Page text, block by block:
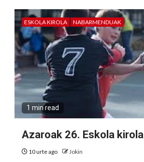
ESKOLA KIROLA NABARMENDUAK
1 min read
Azaroak 26. Eskola kirola
10 urte ago Jokin